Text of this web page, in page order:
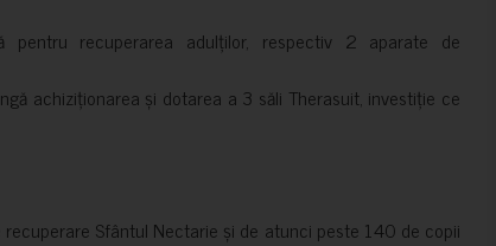
pentru recuperarea adulților, respectiv 2 aparate de
achiziționarea și dotarea a 3 săli Therasuit, investiție ce
Sfântul Nectarie și de atunci peste 140 de copii